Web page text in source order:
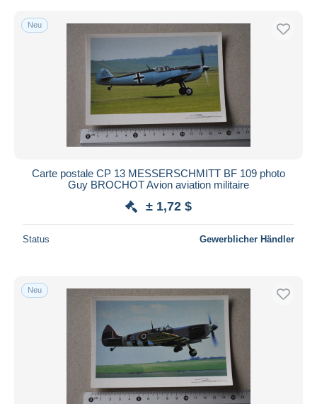
Neu
Carte postale CP 13 MESSERSCHMITT BF 109 photo
Guy BROCHOT Avion aviation militaire
± 1,72 $
Status Gewerblicher Händler
Neu